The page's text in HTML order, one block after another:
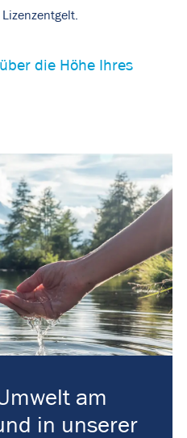
die Höhe Ihres
am
in unserer